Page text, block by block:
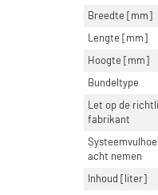
Breedte [mm]
Lengte [mm]
Hoogte [mm]
Bundeltype
Let op de
fabrikant
acht nemen
Inhoud [liter]